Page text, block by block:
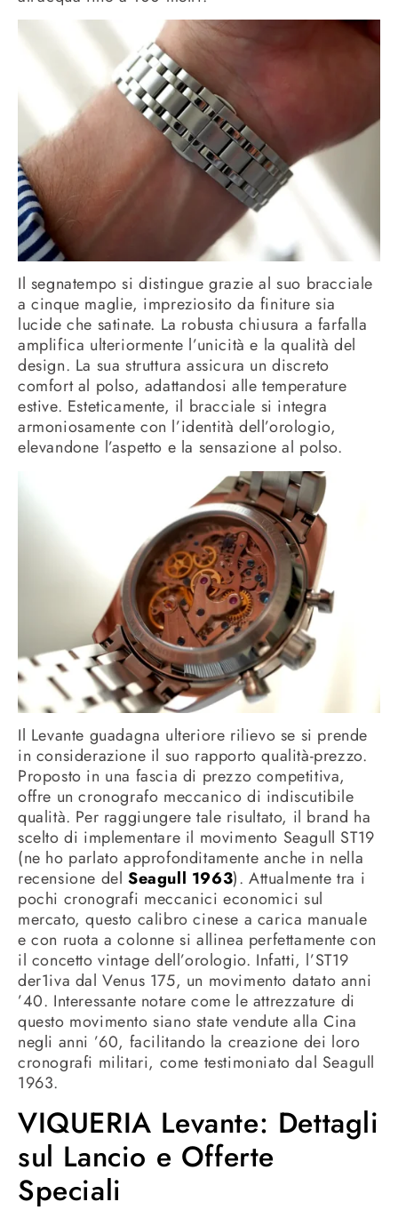
Il segnatempo si distingue grazie al suo bracciale
a cinque maglie, impreziosito da finiture sia
lucide che satinate. La robusta chiusura a farfalla
amplifica ulteriormente l’unicità e la qualità del
design. La sua struttura assicura un discreto
comfort al polso, adattandosi alle temperature
estive. Esteticamente, il bracciale si integra
armoniosamente con l’identità dell’orologio,
elevandone l’aspetto e la sensazione al polso.
Il Levante guadagna ulteriore rilievo se si prende
in considerazione il suo rapporto qualità-prezzo.
Proposto in una fascia di prezzo competitiva,
offre un cronografo meccanico di indiscutibile
qualità. Per raggiungere tale risultato, il brand ha
scelto di implementare il movimento Seagull ST19
(ne ho parlato approfonditamente anche in nella
recensione del Seagull 1963). Attualmente tra i
pochi cronografi meccanici economici sul
mercato, questo calibro cinese a carica manuale
e con ruota a colonne si allinea perfettamente con
il concetto vintage dell’orologio. Infatti, l’ST19
der1iva dal Venus 175, un movimento datato anni
’40. Interessante notare come le attrezzature di
questo movimento siano state vendute alla Cina
negli anni ’60, facilitando la creazione dei loro
cronografi militari, come testimoniato dal Seagull
1963.
VIQUERIA Levante: Dettagli
sul Lancio e Offerte
Speciali